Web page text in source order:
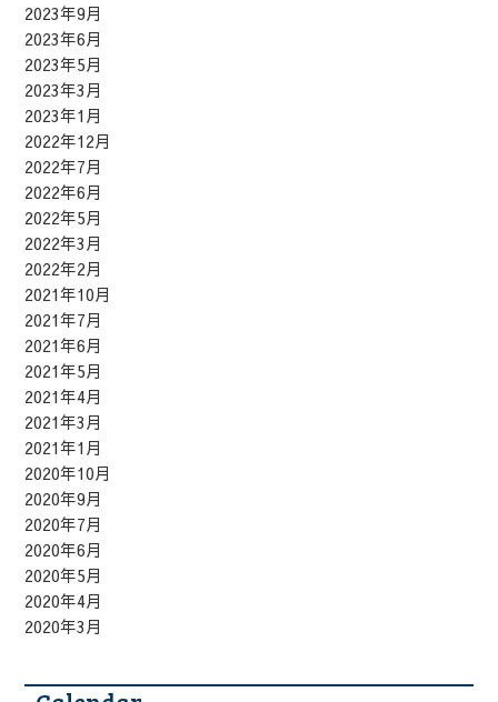
2023年9月
2023年6月
2023年5月
2023年3月
2023年1月
2022年12月
2022年7月
2022年6月
2022年5月
2022年3月
2022年2月
2021年10月
2021年7月
2021年6月
2021年5月
2021年4月
2021年3月
2021年1月
2020年10月
2020年9月
2020年7月
2020年6月
2020年5月
2020年4月
2020年3月